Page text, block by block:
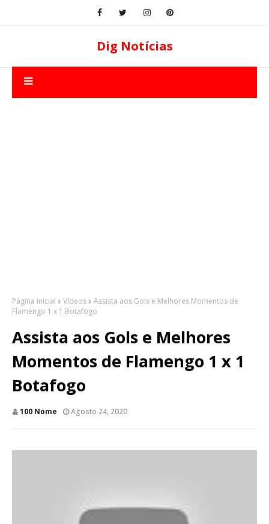
Dig Notícias
Página inicial Vídeos
Assista aos Gols e Melhores Momentos de
Flamengo 1 x 1 Botafogo
Assista aos Gols e Melhores
Momentos de Flamengo 1 x 1
Botafogo
100 Nome Agosto 24, 2020